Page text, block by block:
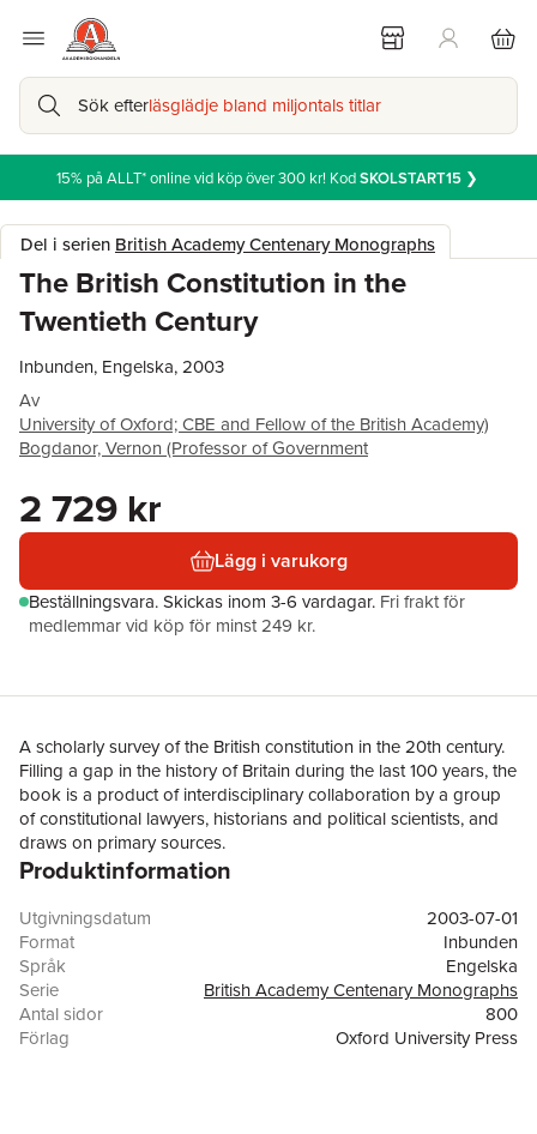
Sök efterläsglädje bland miljontals titlar
15% på ALLT* online vid köp över 300 kr! KodSKOLSTART15❯
Del i serien British Academy Centenary Monographs
The British Constitution in the
Twentieth Century
Inbunden, Engelska, 2003
Av
University of Oxford; CBE and Fellow of the British Academy)
Bogdanor, Vernon (Professor of Government
2 729 kr
Lägg i varukorg
Beställningsvara.Skickas inom 3-6 vardagar. Fri frakt för
medlemmar vid köp för minst 249 kr.
A scholarly survey of the British constitution in the 20th century.
Filling a gap in the history of Britain during the last 100 years, the
book is a product of interdisciplinary collaboration by a group
of constitutional lawyers, historians and political scientists, and
draws on primary sources.
Produktinformation
Utgivningsdatum
2003-07-01
Format
Inbunden
Språk
Engelska
Serie
British Academy Centenary Monographs
Antal sidor
800
Förlag
Oxford University Press